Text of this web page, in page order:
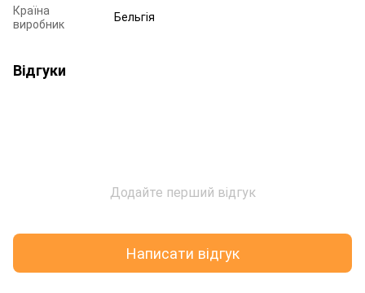
Країна
виробник
Бельгія
Відгуки
Додайте перший відгук
Написати відгук